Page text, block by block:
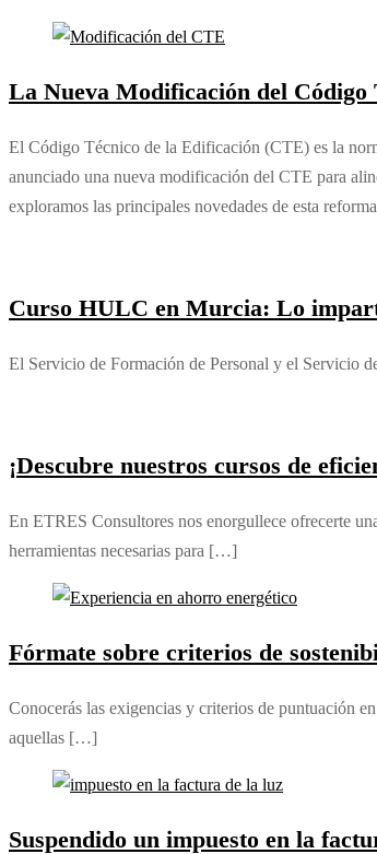
La Nueva Modificación del Código
El Código Técnico de la Edificación (CTE) es la
anunciado una nueva modificación del CTE para
exploramos las principales novedades de esta
Curso HULC en Murcia: Lo
El Servicio de Formación de Personal y el Servicio
¡Descubre nuestros cursos de
En ETRES Consultores nos enorgullece ofrecerte
herramientas necesarias para […]
Fórmate sobre criterios de
Conocerás las exigencias y criterios de puntuación
aquellas […]
Suspendido un impuesto en la